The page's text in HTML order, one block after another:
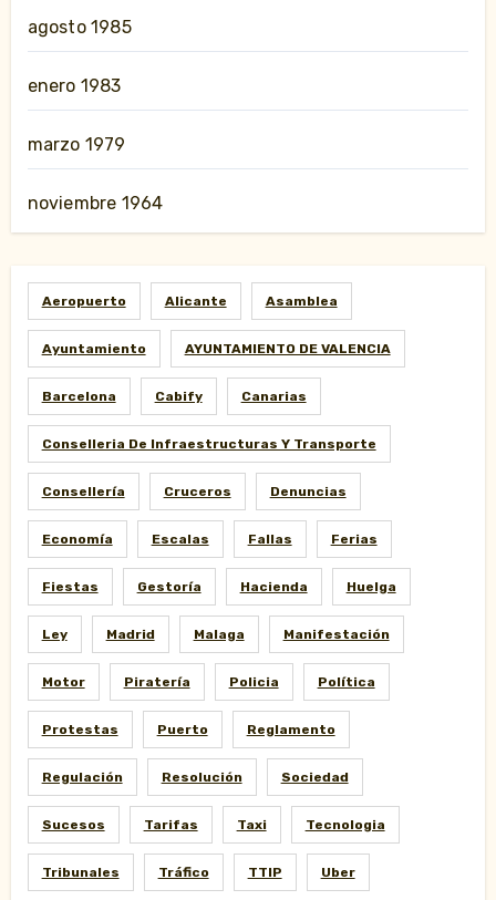
agosto 1985
enero 1983
marzo 1979
noviembre 1964
Aeropuerto Alicante Asamblea
Ayuntamiento AYUNTAMIENTO DE VALENCIA
Barcelona Cabify Canarias
Conselleria De Infraestructuras Y Transporte
Consellería Cruceros Denuncias
Economía Escalas Fallas Ferias
Fiestas Gestoría Hacienda Huelga
Ley Madrid Malaga Manifestación
Motor Piratería Policia Política
Protestas Puerto Reglamento
Regulación Resolución Sociedad
Sucesos Tarifas Taxi Tecnologia
Tribunales Tráfico TTIP Uber